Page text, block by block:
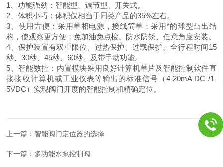
1、功能强劲：智能型、调节型、开关式。
2、体积小巧：体积仅相当于同类产品的35%左右。
3、使用方便：采用单相电源，接线简单；采用*的球型凸出结
构，使观察更方便；免加油免点检、防水防锈、任意角度安装。
4、保护装置有双重限位、过热保护、过载保护。全行程时间15
秒、30秒、45秒、60秒。及带手动功能。
5、智能数控：内置模块采用良好计算机单片及智能控制软件直
接接收计算机或工业仪表等输出的标准信号（4-20mA DC /1-
5VDC）实现阀门开度的智能控制和精确定位。
上一篇： 智能阀门定位器的选择
下一篇： 多功能水泵控制阀